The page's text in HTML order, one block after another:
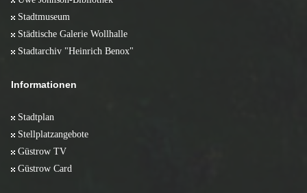
Stadtmuseum
Städtische Galerie Wollhalle
Stadtarchiv "Heinrich Benox"
Informationen
Stadtplan
Stellplatzangebote
Güstrow TV
Güstrow Card